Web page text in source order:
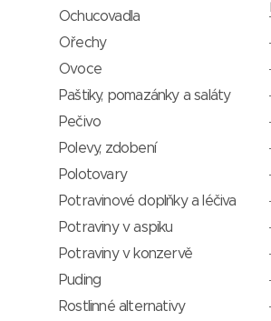
Ochucovadla
Ořechy
Ovoce
Paštiky, pomazánky a saláty
Pečivo
Polevy, zdobení
Polotovary
Potravinové doplňky a léčiva
Potraviny v aspiku
Potraviny v konzervě
Puding
Rostlinné alternativy